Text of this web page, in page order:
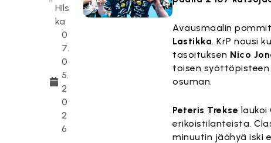
Hils
ka
0
7.
0
5.
2
0
2
6
Avausmaalin
Lastikka. KrP nousi
tasoituksen Nico
toisen syöttöpisteen
osuman.
Peteris Trekse laukoi
erikoistilanteista.
minuutin jäähyä iski